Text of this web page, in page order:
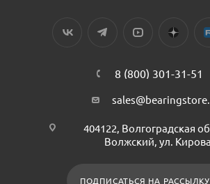
8 (800) 301-31-51
404122, Волгоградская
Волжский, ул.
ПОДПИСАТЬСЯ НА РАССЫЛКУ